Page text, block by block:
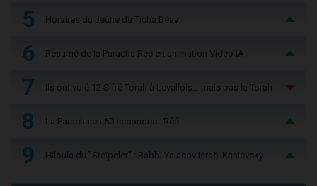
5 Horaires du Jeûne de Ticha Béav
6 Résumé de la Paracha Réé en animation Vidéo IA
7 Ils ont volé 12 Sifré Torah à Levallois… mais pas la Torah
8 La Paracha en 60 secondes : Réé
9 Hiloula du "Steïpeler" : Rabbi Ya’acov Israël Kanievsky